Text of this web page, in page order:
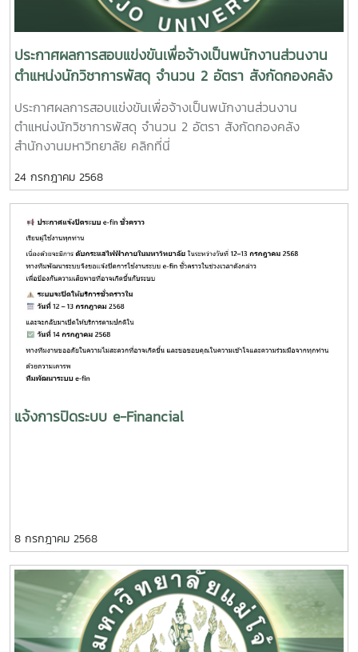
ประกาศผลการสอบแข่งขันเพื่อจ้างเป็นพนักงานส่วนงาน
ตำแหน่งนักวิชาการพัสดุ จำนวน 2 อัตรา สังกัดกองคลัง
สำนักงานมหาวิทยาลัย
ประกาศผลการสอบแข่งขันเพื่อจ้างเป็นพนักงานส่วนงาน
ตำแหน่งนักวิชาการพัสดุ จำนวน 2 อัตรา สังกัดกองคลัง
สำนักงานมหาวิทยาลัย คลิกที่นี่
24 กรกฎาคม 2568
แจ้งการปิดระบบ e-Financial
8 กรกฎาคม 2568